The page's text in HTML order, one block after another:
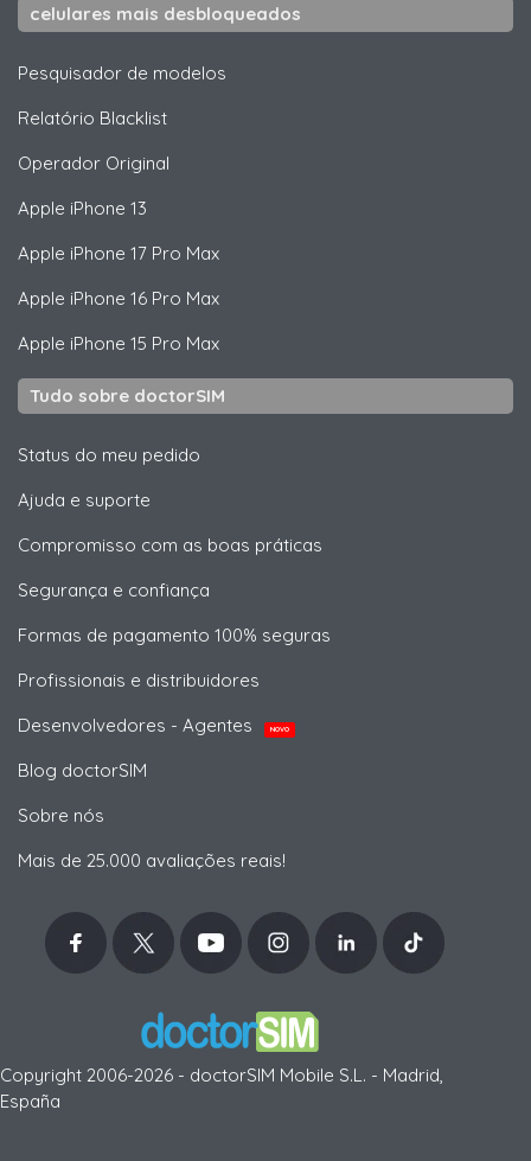
celulares mais desbloqueados
Pesquisador de modelos
Relatório Blacklist
Operador Original
Apple iPhone 13
Apple iPhone 17 Pro Max
Apple iPhone 16 Pro Max
Apple iPhone 15 Pro Max
Tudo sobre doctorSIM
Status do meu pedido
Ajuda e suporte
Compromisso com as boas práticas
Segurança e confiança
Formas de pagamento 100% seguras
Profissionais e distribuidores
Desenvolvedores - Agentes
NOVO
Blog doctorSIM
Sobre nós
Mais de 25.000 avaliações reais!
Copyright 2006-2026 - doctorSIM Mobile S.L. - Madrid,
España